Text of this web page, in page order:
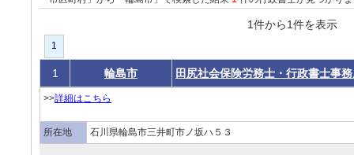
1件から1件を表
1
1 輪島市 田尻社会保険労務士・行政書士事
>>詳細はこちら
所在地 石川県輪島市三井町市ノ坂ハ５３